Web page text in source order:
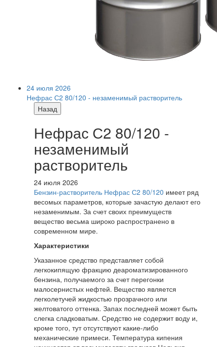
24 июля 2026
Нефрас С2 80/120 - незаменимый растворитель
Назад
Нефрас С2 80/120 -
незаменимый
растворитель
24 июля 2026
Бензин-растворитель Нефрас С2 80/120 имеет ряд
весомых параметров, которые зачастую делают его
незаменимым. За счет своих преимуществ
вещество весьма широко распространено в
современном мире.
Характеристики
Указанное средство представляет собой
легкокипящую фракцию деароматизированного
бензина, получаемого за счет перегонки
малосернистых нефтей. Вещество является
легколетучей жидкостью прозрачного или
желтоватого оттенка. Запах последней может быть
слегка сладковатым. Средство не содержит воду и,
кроме того, тут отсутствуют какие-либо
механические примеси. Температура кипения